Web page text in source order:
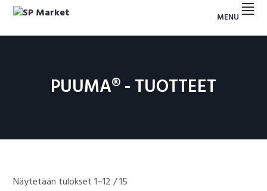
Hyppää
valikkoon
Hyppää
Hyppää
sivupalkkiin
Hyppää
SP
MENU
PUUMA® - TUOTTEET
Näytetään tulokset 1–12 / 15